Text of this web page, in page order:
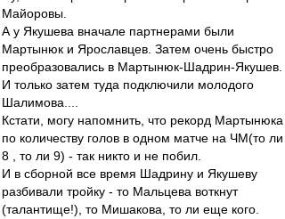
Майоровы.
А у Якушева вначале партнерами были
Мартынюк и Ярославцев. Затем очень быстро
преобразовались в Мартынюк-Шадрин-Якушев.
И только затем туда подключили молодого
Шалимова....
Кстати, могу напомнить, что рекорд Мартынюка
по количеству голов в одном матче на ЧМ(то ли
8 , то ли 9) - так никто и не побил.
И в сборной все время Шадрину и Якушеву
разбивали тройку - то Мальцева воткнут
(талантище!), то Мишакова, то ли еще кого.